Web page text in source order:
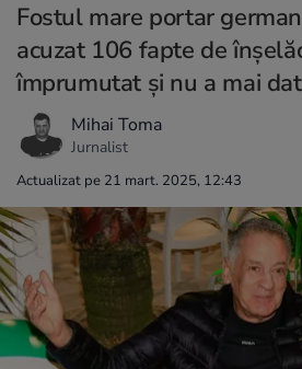
Fostul mare portar
acuzat 106 fapte de
împrumutat și nu a mai
Mihai Toma
Jurnalist
Actualizat pe 21 mart. 2025, 12:43